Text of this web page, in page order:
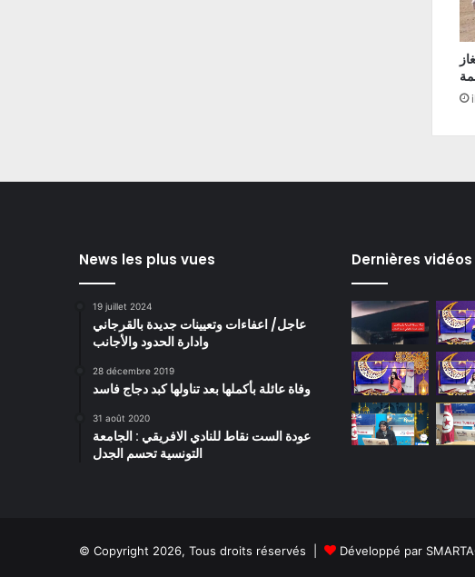
News les plus vues
19 juillet 2024
عاجل/ اعفاءات وتعيينات جديدة بالقرجاني
وادارة الحدود والأجانب
28 décembre 2019
وفاة عائلة بأكملها بعد تناولها كبد دجاج فاسد
31 août 2020
عودة الست نقاط للنادي الافريقي : الجامعة
التونسية تحسم الجدل
Dernières vidéos
© Copyright 2026, Tous droits réservés | Développé par